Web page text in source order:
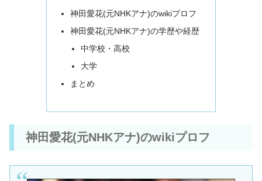
神田愛花(元NHKアナ)のwikiプロフ
神田愛花(元NHKアナ)の学歴や経歴
中学校・高校
大学
まとめ
神田愛花(元NHKアナ)のwikiプロフ